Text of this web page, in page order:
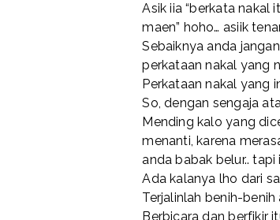
Asik iia “berkata nakal
maen” hoho… asiik
Sebaiknya anda
perkataan nakal yang
Perkataan nakal yang
So, dengan sengaja
Mending kalo yang
menanti, karena
anda babak belur..
Ada kalanya lho dari
Terjalinlah benih-
Berbicara dan berfikir